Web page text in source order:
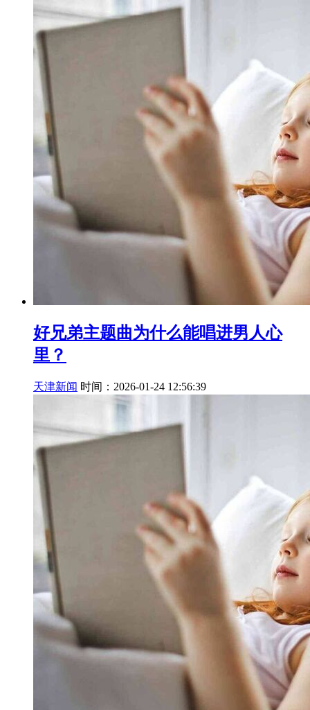
好兄弟主题曲为什么能唱进男人心
里？
天津新闻 时间：2026-01-24 12:56:39